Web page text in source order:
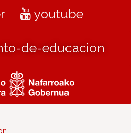
youtube
de-educacion